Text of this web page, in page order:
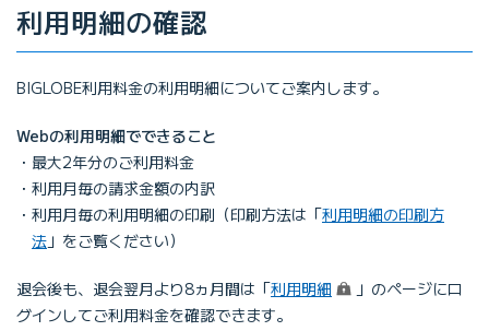
利用明細の確認
BIGLOBE利⽤料⾦の利⽤明細についてご案内します。
Webの利用明細でできること
最⼤2年分のご利⽤料⾦
利⽤⽉毎の請求⾦額の内訳
利⽤⽉毎の利⽤明細の印刷（印刷⽅法は「利⽤明細の印刷⽅
法 」をご覧ください）
退会後も、退会翌⽉より8ヵ⽉間は「利用明細 （ログイン）
」のページにロ
グインしてご利⽤料⾦を確認できます。